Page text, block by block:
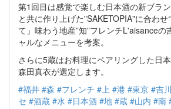
第1回目は感覚で楽しむ日本酒の新ブラ
と共に作り上げた"SAKETOPIA"に合わ
て」味わう地産”知”フレンチL'aisanceの
ャルなメニューを考案。
さらに5蔵はお料理にペアリングした日
森田真衣が選定します。
#福井 #森 #フレンチ #上 #港 #東京 #吉川
セ #酒蔵 #水 #日本酒 #地 #蔵 #山内 #南